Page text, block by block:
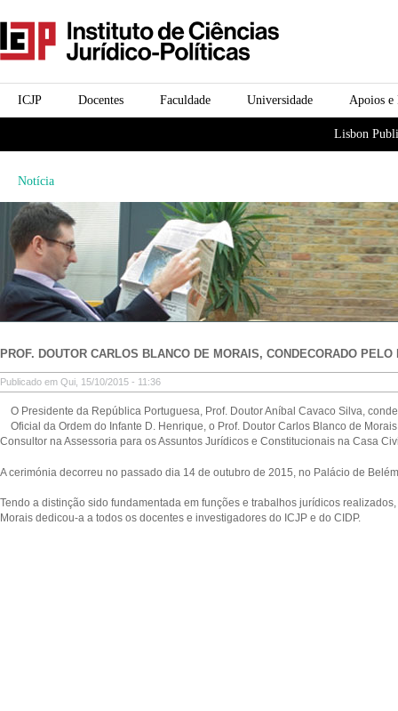
principal
icjp
menu-institucional Apoios e
Universidade
Faculdade
Docentes
ICJP
Lisbon
Notícia
PROF. DOUTOR CARLOS BLANCO DE MORAIS, CONDECORADO
Publicado em Qui, 15/10/2015 - 11:36
O Presidente da República Portuguesa, Prof. Doutor Aníbal Cavaco Silva,
Oficial da Ordem do Infante D. Henrique, o Prof. Doutor Carlos Blanco de
Consultor na Assessoria para os Assuntos Jurídicos e Constitucionais na Casa
A cerimónia decorreu no passado dia 14 de outubro de 2015, no Palácio de
Tendo a distinção sido fundamentada em funções e trabalhos jurídicos
Morais dedicou-a a todos os docentes e investigadores do ICJP e do CIDP.